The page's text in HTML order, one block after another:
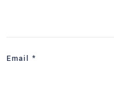
Email *